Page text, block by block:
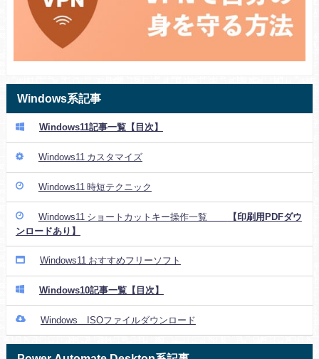
Windows系記事
Windows11記事一覧【目次】
Windows11 カスタマイズ
Windows11 時短テクニック
Windows11 ショートカットキー操作一覧
【印刷用PDFダウ
ンロードあり】
Windows11 おすすめフリーソフト
Windows10記事一覧【目次】
Windows ISOファイルダウンロード